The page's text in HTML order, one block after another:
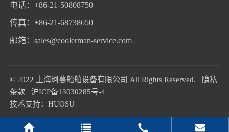
电话： +86-21-50808750
传真：+86-21-68738650
邮箱：sales@coolerman-service.com
© 2022 上海珂蔓船舶设备有限公司 All Rights Reserved.
隐私
条款
沪ICP备13030285号-4
技术支持： HUOSU